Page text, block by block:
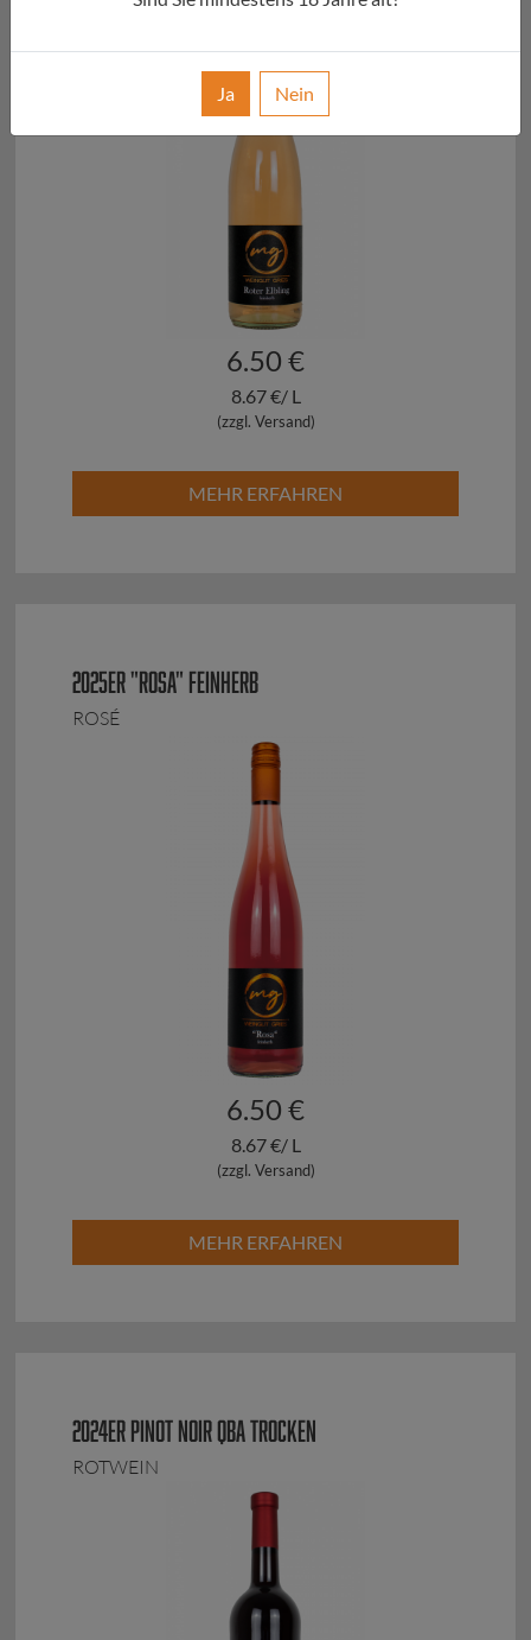
Ja Nein
6.50 €
8.67 €/ L
(zzgl. Versand)
MEHR ERFAHREN
2025ER "ROSA" FEINHERB
ROSÉ
6.50 €
8.67 €/ L
(zzgl. Versand)
MEHR ERFAHREN
2024ER PINOT NOIR QBA TROCKEN
ROTWEIN